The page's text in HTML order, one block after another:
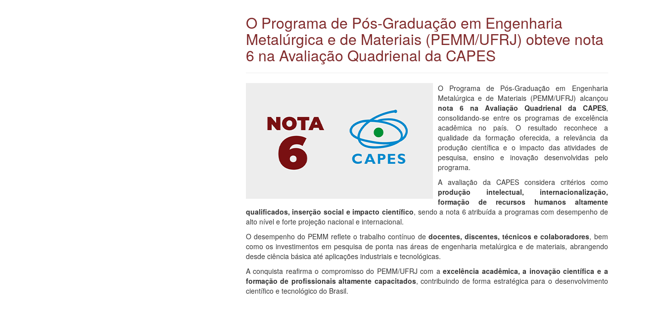
O Programa de Pós-Graduação em Engenharia
Metalúrgica e de Materiais (PEMM/UFRJ) obteve nota
6 na Avaliação Quadrienal da CAPES
O Programa de Pós-Graduação em Engenharia
Metalúrgica e de Materiais (PEMM/UFRJ) alcançou
nota 6 na Avaliação Quadrienal da CAPES,
consolidando-se entre os programas de excelência
acadêmica no país. O resultado reconhece a
qualidade da formação oferecida, a relevância da
produção científica e o impacto das atividades de
pesquisa, ensino e inovação desenvolvidas pelo
programa.
A avaliação da CAPES considera critérios como
produção intelectual, internacionalização,
formação de recursos humanos altamente
qualificados, inserção social e impacto científico, sendo a nota 6 atribuída a programas com desempenho de
alto nível e forte projeção nacional e internacional.
O desempenho do PEMM reflete o trabalho contínuo de docentes, discentes, técnicos e colaboradores, bem
como os investimentos em pesquisa de ponta nas áreas de engenharia metalúrgica e de materiais, abrangendo
desde ciência básica até aplicações industriais e tecnológicas.
A conquista reafirma o compromisso do PEMM/UFRJ com aexcelência acadêmica, a inovação científica e a
formação de profissionais altamente capacitados, contribuindo de forma estratégica para o desenvolvimento
científico e tecnológico do Brasil.